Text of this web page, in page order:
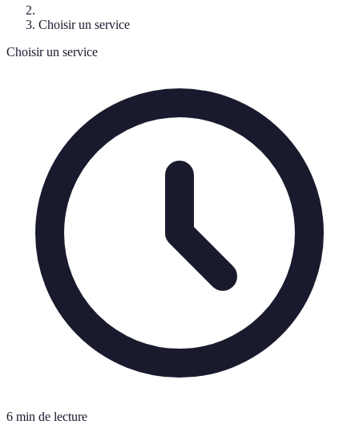
Choisir un service
Choisir un service
6 min de lecture